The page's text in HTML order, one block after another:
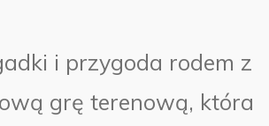
i przygoda rodem z
grę terenową, która